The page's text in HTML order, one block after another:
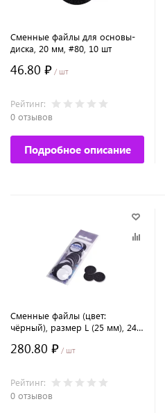
Сменные файлы для основы-
диска, 20 мм, #80, 10 шт
46.80 ₽ / шт
Рейтинг:
0 отзывов
Подробное описание
Сменные файлы (цвет:
чёрный), размер L (25 мм), 240
280.80 ₽ / шт
Рейтинг:
0 отзывов